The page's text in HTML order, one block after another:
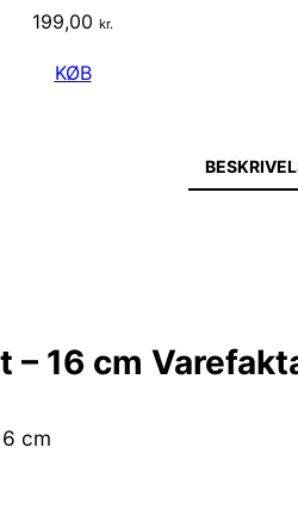
199,00 kr.
KØB
– 16 cm
cm